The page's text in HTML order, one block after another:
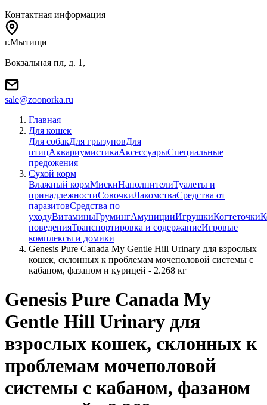
Контактная информация
г.Мытищи
Вокзальная пл, д. 1,
sale@zoonorka.ru
Главная
Для кошек
Для собакДля грызуновДля
птицАквариумистикаАксессуарыСпециальные
предожения
Сухой корм
Влажный кормМискиНаполнителиТуалеты и
принадлежностиСовочкиЛакомстваСредства от
паразитовСредства по
уходуВитаминыГрумингАмуницииИгрушкиКогтеточки
поведенияТранспортировка и содержаниеИгровые
комплексы и домики
Genesis Pure Canada My Gentle Hill Urinary для взрослых
кошек, склонных к проблемам мочеполовой системы с
кабаном, фазаном и курицей - 2.268 кг
Genesis Pure Canada My
Gentle Hill Urinary для
взрослых кошек, склонных к
проблемам мочеполовой
системы с кабаном, фазаном